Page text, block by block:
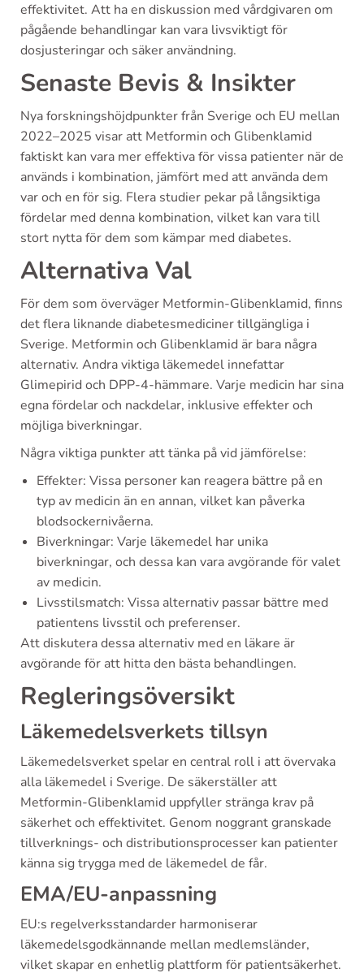
effektivitet. Att ha en diskussion med vårdgivaren om
pågående behandlingar kan vara livsviktigt för
dosjusteringar och säker användning.
Senaste Bevis & Insikter
Nya forskningshöjdpunkter från Sverige och EU mellan
2022–2025 visar att Metformin och Glibenklamid
faktiskt kan vara mer effektiva för vissa patienter när de
används i kombination, jämfört med att använda dem
var och en för sig. Flera studier pekar på långsiktiga
fördelar med denna kombination, vilket kan vara till
stort nytta för dem som kämpar med diabetes.
Alternativa Val
För dem som överväger Metformin-Glibenklamid, finns
det flera liknande diabetesmediciner tillgängliga i
Sverige. Metformin och Glibenklamid är bara några
alternativ. Andra viktiga läkemedel innefattar
Glimepirid och DPP-4-hämmare. Varje medicin har sina
egna fördelar och nackdelar, inklusive effekter och
möjliga biverkningar.
Några viktiga punkter att tänka på vid jämförelse:
Effekter: Vissa personer kan reagera bättre på en
typ av medicin än en annan, vilket kan påverka
blodsockernivåerna.
Biverkningar: Varje läkemedel har unika
biverkningar, och dessa kan vara avgörande för valet
av medicin.
Livsstilsmatch: Vissa alternativ passar bättre med
patientens livsstil och preferenser.
Att diskutera dessa alternativ med en läkare är
avgörande för att hitta den bästa behandlingen.
Regleringsöversikt
Läkemedelsverkets tillsyn
Läkemedelsverket spelar en central roll i att övervaka
alla läkemedel i Sverige. De säkerställer att
Metformin-Glibenklamid uppfyller stränga krav på
säkerhet och effektivitet. Genom noggrant granskade
tillverknings- och distributionsprocesser kan patienter
känna sig trygga med de läkemedel de får.
EMA/EU-anpassning
EU:s regelverksstandarder harmoniserar
läkemedelsgodkännande mellan medlemsländer,
vilket skapar en enhetlig plattform för patientsäkerhet.